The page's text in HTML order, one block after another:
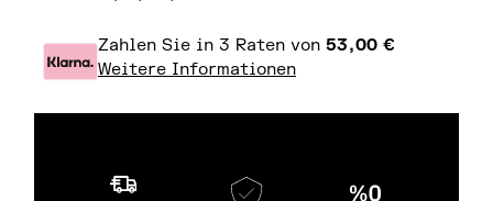
Zahlen Sie in 3 Raten von53,00 €
Weitere Informationen